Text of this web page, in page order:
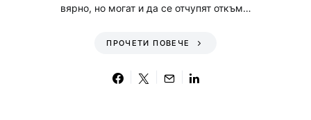
вярно, но могат и да се отчупят откъм…
ПРОЧЕТИ ПОВЕЧЕ